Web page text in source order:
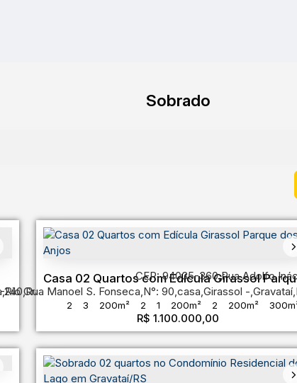
Sobrado
,Rio Grande do Sul,Brasil
Casa 02 Quartos com Edícula Girassol
dos Anjos
R$ 1.100.000,00
240,Rua Manoel S. Fonseca,N°: 90,casa,Girassol ,Gravataí,
2 3 200m² 2 1 200m² 2 200m²
25m
12m
CEP: 94035-360,Rua Adolfo